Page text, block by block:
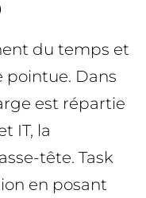
du temps et
Dans
est répartie
IT, la
tête. Task
en posant